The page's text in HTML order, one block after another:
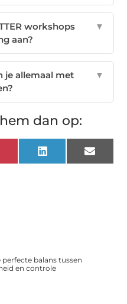
workshops
aan?
▼
je allemaal met
▼
dan op:
LinkedIn Email
balans tussen
en controle